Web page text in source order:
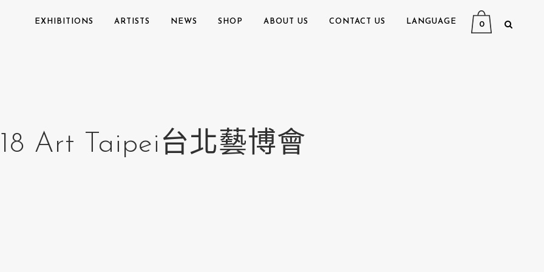
0
EXHIBITIONS ARTISTS NEWS SHOP ABOUT US CONTACT US LANGUAGE
Art Taipei台北藝博會